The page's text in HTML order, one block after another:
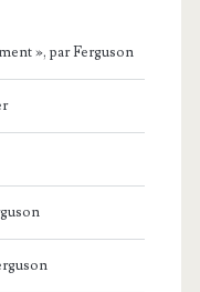
», par Ferguson